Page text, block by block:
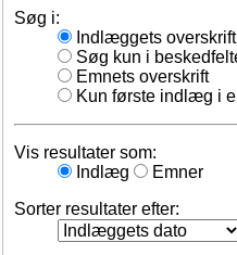
Søg i:
Indlæggets
Søg kun i
Emnets overskrift
Kun første indlæg i
Vis resultater som:
Indlæg
Emner
Sorter resultater efter: